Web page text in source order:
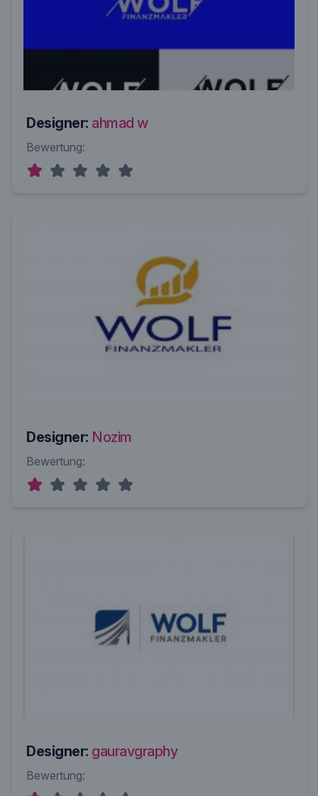
Designer: ahmad w
Bewertung:
Designer: Nozim
Bewertung:
Designer: gauravgraphy
Bewertung: